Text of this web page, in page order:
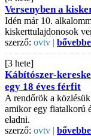
Versenyben a
Idén már 10.
kiskerttulajdonosok
szerző: ovtv |
[3 hete]
Kábítószer-
egy 18 éves férfit
A rendőrök a
amikor egy fiatalkorú
eladni.
szerző: ovtv |